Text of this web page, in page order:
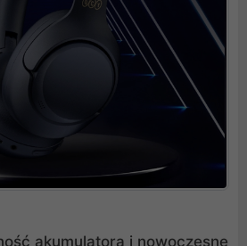
akumulatora i nowoczesne